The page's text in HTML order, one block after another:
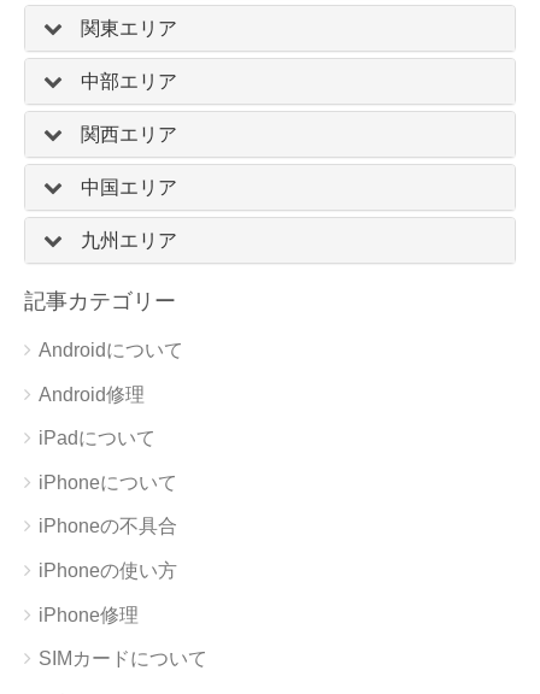
関東エリア
中部エリア
関西エリア
中国エリア
九州エリア
記事カテゴリー
Androidについて
Android修理
iPadについて
iPhoneについて
iPhoneの不具合
iPhoneの使い方
iPhone修理
SIMカードについて